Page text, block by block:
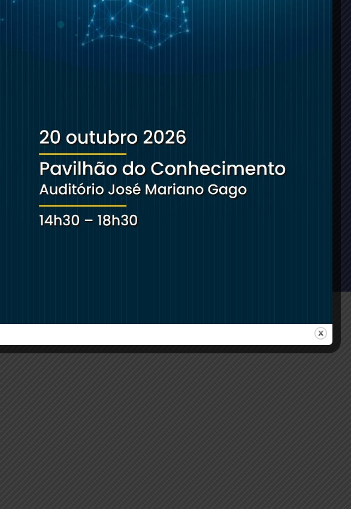
atos em 2025 (Radiologia)
+5,428,904
requisições em 2025 (Medicina Nuclear)
+24,797
atos em 2025 (Medicina Nuclear)
+43,874